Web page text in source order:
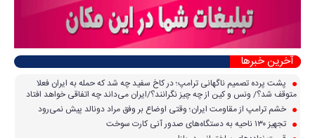
آخرین خبرها
پشت پرده تصمیم ناگهانی ترامپ؛ در کاخ سفید چه شد که حمله به ایران فعلا
متوقف شد؟/ ونس و کین از چه چیز نگرانند؟/ایران می‌داند چه اتفاقی خواهد افتاد
خشم ترامپ از مقاومت ایران؛ وقتی اوضاع بر وفق مراد دونالد پیش نمی‌رود
تجهیز ۱۳۰ ناحیه به دستگاه‌های صدور آنی کارت سوخت